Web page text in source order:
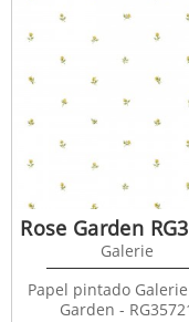
Rose Garden
Galerie
Papel pintado Galerie
Garden -